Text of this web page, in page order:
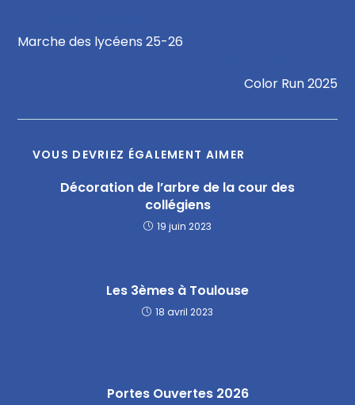
Marche des lycéens 25-26
Color Run 2025
VOUS DEVRIEZ ÉGALEMENT AIMER
Décoration de l’arbre de la cour des
collégiens
19 juin 2023
Les 3èmes à Toulouse
18 avril 2023
Portes Ouvertes 2026